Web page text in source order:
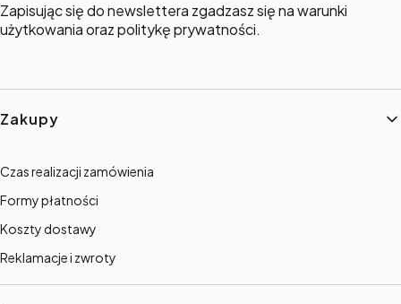
Zapisując się do newslettera zgadzasz się na warunki
użytkowania oraz politykę prywatności.
Linki w stopce
Zakupy
Czas realizacji zamówienia
Formy płatności
Koszty dostawy
Reklamacje i zwroty